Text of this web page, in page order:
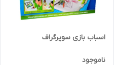
اسباب بازی سوپرگراف
ناموجود